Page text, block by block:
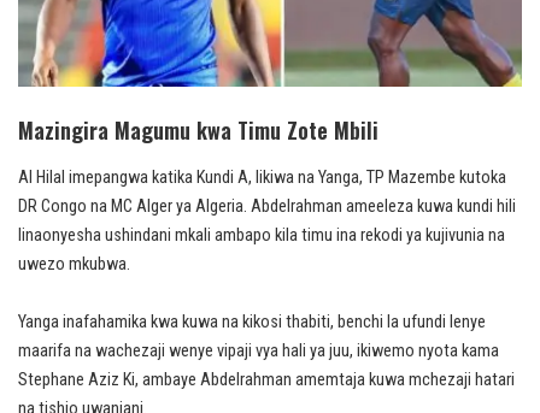
Mazingira Magumu kwa Timu Zote Mbili
Al Hilal imepangwa katika Kundi A, likiwa na Yanga, TP Mazembe kutoka
DR Congo na MC Alger ya Algeria. Abdelrahman ameeleza kuwa kundi hili
linaonyesha ushindani mkali ambapo kila timu ina rekodi ya kujivunia na
uwezo mkubwa.
Yanga inafahamika kwa kuwa na kikosi thabiti, benchi la ufundi lenye
maarifa na wachezaji wenye vipaji vya hali ya juu, ikiwemo nyota kama
Stephane Aziz Ki, ambaye Abdelrahman amemtaja kuwa mchezaji hatari
na tishio uwanjani.